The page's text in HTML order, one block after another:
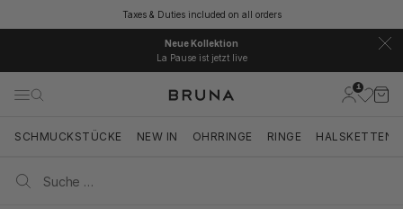
Taxes & Duties included on all orders
Neue Kollektion
La Pause ist jetzt live
BRUNA
Navigationsmenü öffnen
Suche öffnen
1
Suche
SCHMUCKSTÜCKE NEW IN OHRRINGE RINGE HALSKETTEN